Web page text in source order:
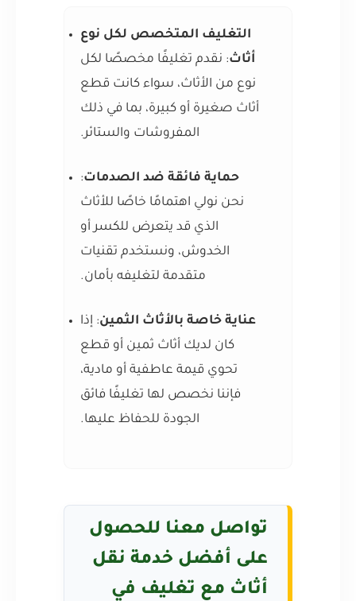
التغليف المتخصص لكل نوع
أثاث: نقدم تغليفًا مخصصًا لكل
نوع من الأثاث، سواء كانت قطع
أثاث صغيرة أو كبيرة، بما في ذلك
المفروشات والستائر.
حماية فائقة ضد الصدمات:
نحن نولي اهتمامًا خاصًا للأثاث
الذي قد يتعرض للكسر أو
الخدوش، ونستخدم تقنيات
متقدمة لتغليفه بأمان.
عناية خاصة بالأثاث الثمين: إذا
كان لديك أثاث ثمين أو قطع
تحوي قيمة عاطفية أو مادية،
فإننا نخصص لها تغليفًا فائق
الجودة للحفاظ عليها.
تواصل معنا للحصول
على أفضل خدمة نقل
أثاث مع تغليف في